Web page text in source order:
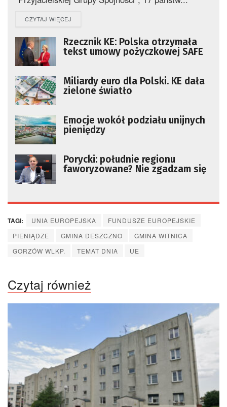
CZYTAJ WIĘCEJ
Rzecznik KE: Polska otrzymała
tekst umowy pożyczkowej SAFE
Miliardy euro dla Polski. KE dała
zielone światło
Emocje wokół podziału unijnych
pieniędzy
Porycki: południe regionu
faworyzowane? Nie zgadzam się
TAGI: UNIA EUROPEJSKA
FUNDUSZE EUROPEJSKIE
PIENIĄDZE
GMINA DESZCZNO
GMINA WITNICA
GORZÓW WLKP.
TEMAT DNIA UE
Czytaj również